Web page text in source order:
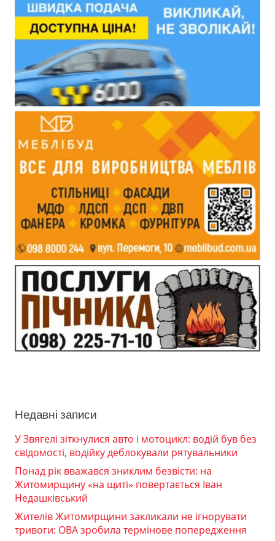
Недавні записи
У Звягелі зіткнулися авто і мотоцикл: водій був без
свідомості, водійку деблокували рятувальники
Понад рік вважався зниклим безвісти: на
Житомирщину «на щиті» повертається Іван
Недашківський
Жителів Житомирщини закликали не ігнорувати
тривоги: ОВА зробила термінове попередження